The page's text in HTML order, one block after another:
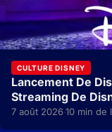
CULTURE DISNEY
Lancement De
Streaming De
7 août 2026·10 min de